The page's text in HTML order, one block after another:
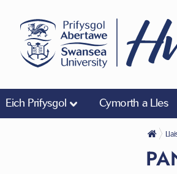
Eich Prifysgol Cymorth a Lles